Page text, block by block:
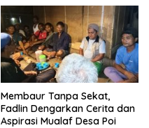
Membaur Tanpa Sekat,
Fadlin Dengarkan Cerita dan
Aspirasi Mualaf Desa Poi